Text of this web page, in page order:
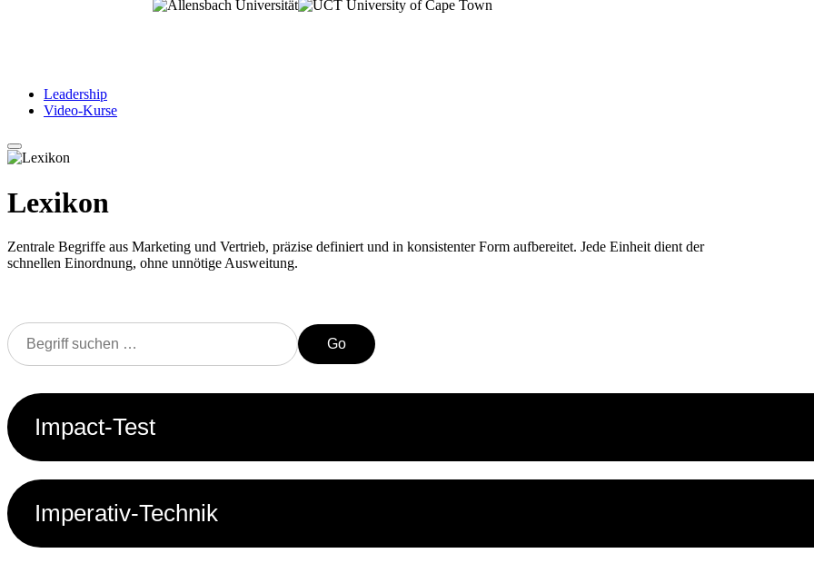
Leadership
Video-Kurse
Lexikon
Zentrale Begriffe aus Marketing und Vertrieb, präzise definiert und in konsistenter Form aufbereitet. Jede Einheit dient der
schnellen Einordnung, ohne unnötige Ausweitung.
Go
Impact-Test
Imperativ-Technik